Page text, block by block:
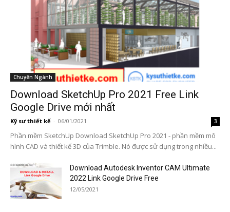
Chuyên Ngành
Download SketchUp Pro 2021 Free Link
Google Drive mới nhất
Kỹ sư thiết kế - 06/01/2021 3
Phần mềm SketchUp Download SketchUp Pro 2021 - phần mềm mô
hình CAD và thiết kế 3D của Trimble. Nó được sử dụng trong nhiều...
Download Autodesk Inventor CAM Ultimate
2022 Link Google Drive Free
12/05/2021